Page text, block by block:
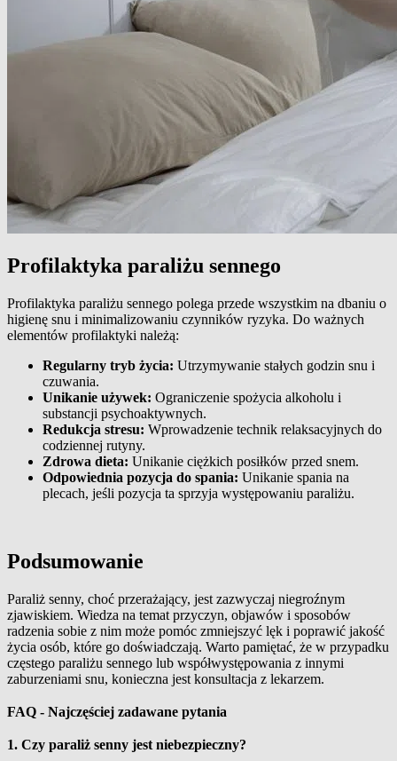
Profilaktyka paraliżu sennego
Profilaktyka paraliżu sennego polega przede wszystkim na dbaniu o
higienę snu i minimalizowaniu czynników ryzyka. Do ważnych
elementów profilaktyki należą:
Regularny tryb życia: Utrzymywanie stałych godzin snu i
czuwania.
Unikanie używek: Ograniczenie spożycia alkoholu i
substancji psychoaktywnych.
Redukcja stresu: Wprowadzenie technik relaksacyjnych do
codziennej rutyny.
Zdrowa dieta: Unikanie ciężkich posiłków przed snem.
Odpowiednia pozycja do spania: Unikanie spania na
plecach, jeśli pozycja ta sprzyja występowaniu paraliżu.
Podsumowanie
Paraliż senny, choć przerażający, jest zazwyczaj niegroźnym
zjawiskiem. Wiedza na temat przyczyn, objawów i sposobów
radzenia sobie z nim może pomóc zmniejszyć lęk i poprawić jakość
życia osób, które go doświadczają. Warto pamiętać, że w przypadku
częstego paraliżu sennego lub współwystępowania z innymi
zaburzeniami snu, konieczna jest konsultacja z lekarzem.
FAQ - Najczęściej zadawane pytania
1. Czy paraliż senny jest niebezpieczny?